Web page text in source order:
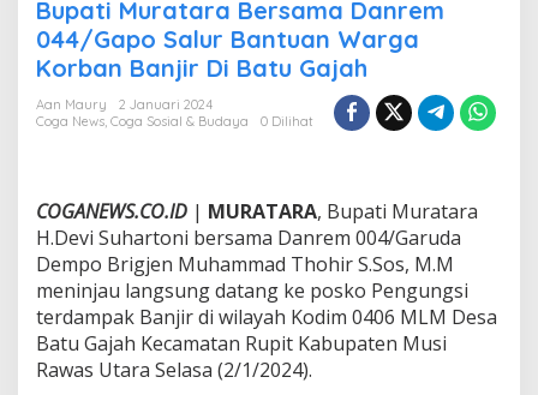
t
i
M
a
a
B
e
r
s
a
m
a
Bupati Muratara Bersama Danrem
044/Gapo Salur Bantuan Warga
Korban Banjir Di Batu Gajah
Aan Maury
2 Januari 2024
Coga News Coga Sosial & Budaya 0 Dilihat
COGANEWS.CO.ID | MURATARA, Bupati Muratara
H.Devi Suhartoni bersama Danrem 004/Garuda
Dempo Brigjen Muhammad Thohir S.Sos, M.M
meninjau langsung datang ke posko Pengungsi
terdampak Banjir di wilayah Kodim 0406 MLM Desa
Batu Gajah Kecamatan Rupit Kabupaten Musi
Rawas Utara Selasa (2/1/2024).